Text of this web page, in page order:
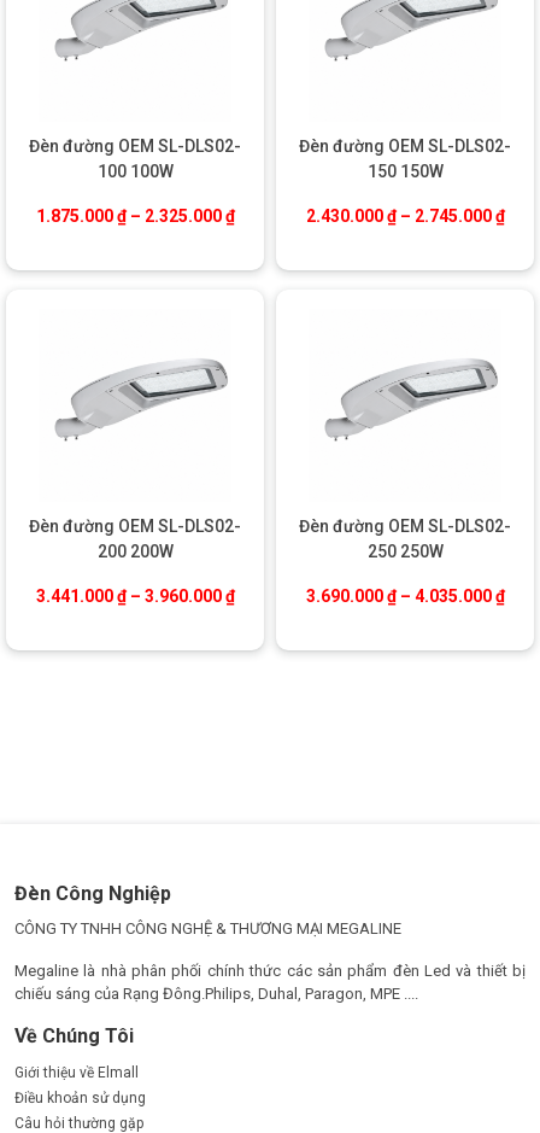
Đèn đường OEM SL-DLS02-
100 100W
1.875.000₫ – 2.325.000₫Khoảng giá: từ 1.875.000 ₫ đến
Đèn đường OEM SL-DLS02-
150 150W
2.430.000₫ – 2.745.000₫
Đèn đường OEM SL-DLS02-
200 200W
3.441.000₫ – 3.960.000₫Khoảng giá: từ 3.441.000 ₫ đến
Đèn đường OEM SL-DLS02-
250 250W
3.690.000₫ – 4.035.000₫
Đèn Công Nghiệp
CÔNG TY TNHH CÔNG NGHỆ & THƯƠNG MẠI MEGALINE
Megaline là nhà phân phối chính thức các sản phẩm đèn Led và thiết bị
chiếu sáng của Rạng Đông.Philips, Duhal, Paragon, MPE ....
Về Chúng Tôi
Giới thiệu về Elmall
Điều khoản sử dụng
Câu hỏi thường gặp